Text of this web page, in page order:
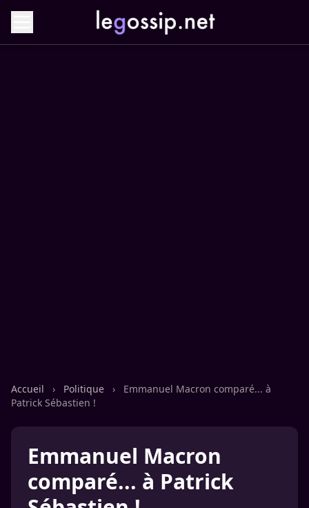
Accueil › Politique ›
Emmanuel Macron comparé... à
Patrick Sébastien !
Emmanuel Macron
comparé... à Patrick